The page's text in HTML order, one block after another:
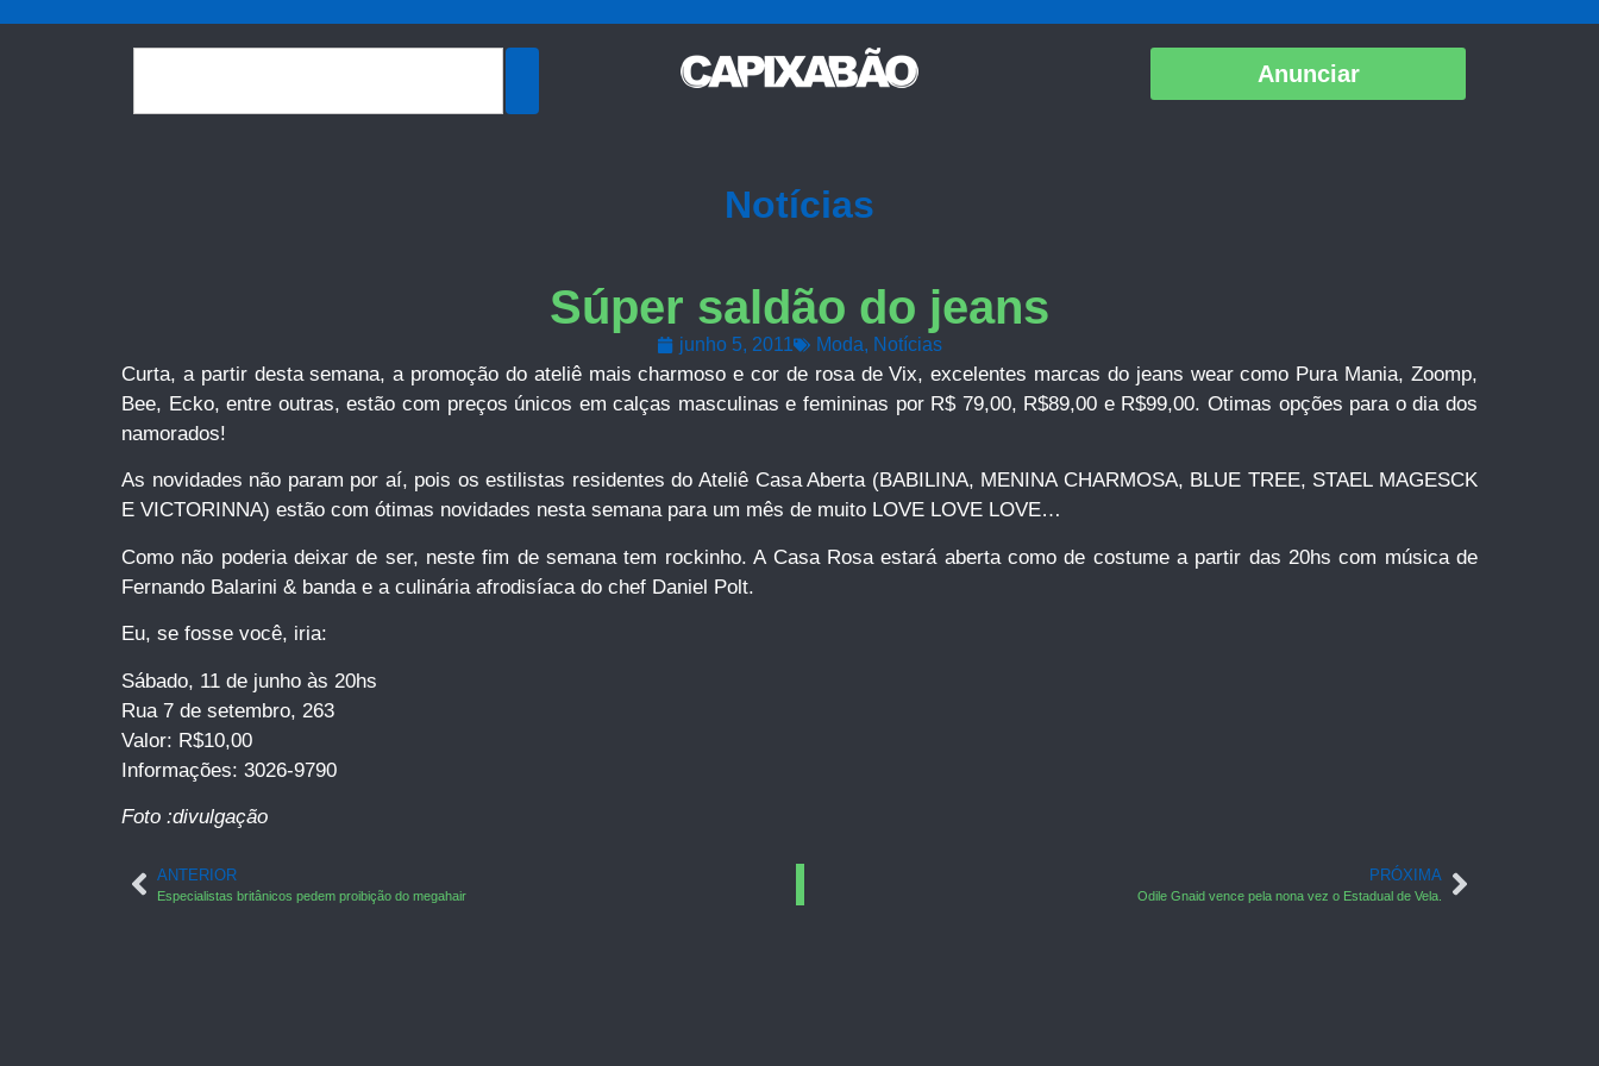
Anunciar
Notícias
Súper saldão do jeans
junho 5, 2011 Moda, Notícias
Curta, a partir desta semana, a promoção do ateliê mais charmoso e cor de rosa de Vix, excelentes marcas do jeans wear como Pura Mania, Zoomp,
Bee, Ecko, entre outras, estão com preços únicos em calças masculinas e femininas por R$ 79,00, R$89,00 e R$99,00. Otimas opções para o dia dos
namorados!
As novidades não param por aí, pois os estilistas residentes do Ateliê Casa Aberta (BABILINA, MENINA CHARMOSA, BLUE TREE, STAEL MAGESCK
E VICTORINNA) estão com ótimas novidades nesta semana para um mês de muito LOVE LOVE LOVE…
Como não poderia deixar de ser, neste fim de semana tem rockinho. A Casa Rosa estará aberta como de costume a partir das 20hs com música de
Fernando Balarini & banda e a culinária afrodisíaca do chef Daniel Polt.
Eu, se fosse você, iria:
Sábado, 11 de junho às 20hs
Rua 7 de setembro, 263
Valor: R$10,00
Informações: 3026-9790
Foto :divulgação
ANTERIOR
Especialistas britânicos pedem proibição do megahair
PRÓXIMA
Odile Gnaid vence pela nona vez o Estadual de Vela.